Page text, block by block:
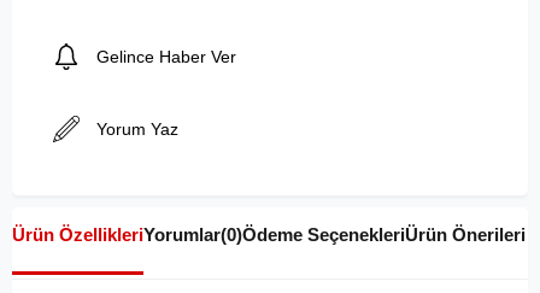
Gelince Haber Ver
Yorum Yaz
Ürün ÖzellikleriYorumlar(0)Ödeme SeçenekleriÜrün Önerileri